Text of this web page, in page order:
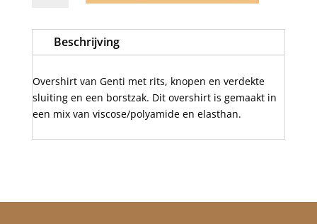
zwart
aantal
Beschrijving
Overshirt van Genti met rits, knopen en verdekte
sluiting en een borstzak. Dit overshirt is gemaakt in
een mix van viscose/polyamide en elasthan.